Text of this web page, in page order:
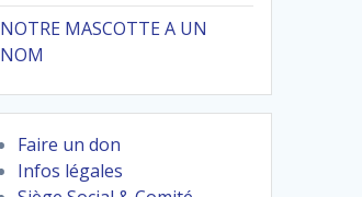
NOTRE MASCOTTE A UN
NOM
Faire un don
Infos légales